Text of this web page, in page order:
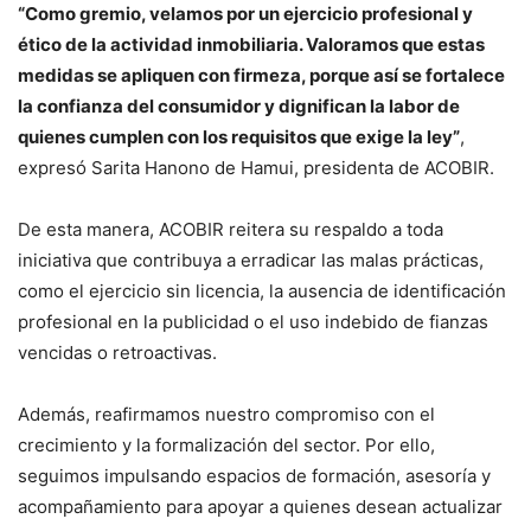
“Como gremio, velamos por un ejercicio profesional y
ético de la actividad inmobiliaria. Valoramos que estas
medidas se apliquen con firmeza, porque así se fortalece
la confianza del consumidor y dignifican la labor de
quienes cumplen con los requisitos que exige la ley”,
expresó Sarita Hanono de Hamui, presidenta de ACOBIR.
De esta manera, ACOBIR reitera su respaldo a toda
iniciativa que contribuya a erradicar las malas prácticas,
como el ejercicio sin licencia, la ausencia de identificación
profesional en la publicidad o el uso indebido de fianzas
vencidas o retroactivas.
Además, reafirmamos nuestro compromiso con el
crecimiento y la formalización del sector. Por ello,
seguimos impulsando espacios de formación, asesoría y
acompañamiento para apoyar a quienes desean actualizar